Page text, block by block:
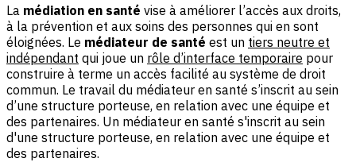
La médiation en santé vise à améliorer l’accès aux droits,
à la prévention et aux soins des personnes qui en sont
éloignées. Le médiateur de santé est un tiers neutre et
indépendant qui joue un rôle d’interface temporaire pour
construire à terme un accès facilité au système de droit
commun. Le travail du médiateur en santé s’inscrit au sein
d’une structure porteuse, en relation avec une équipe et
des partenaires. Un médiateur en santé s'inscrit au sein
d'une structure porteuse, en relation avec une équipe et
des partenaires.